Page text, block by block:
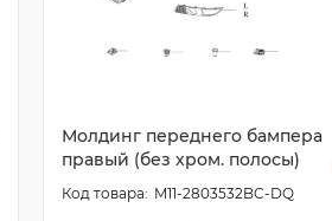
Молдинг переднего бампера
правый (без хром. полосы)
M11-2803532BC-DQ